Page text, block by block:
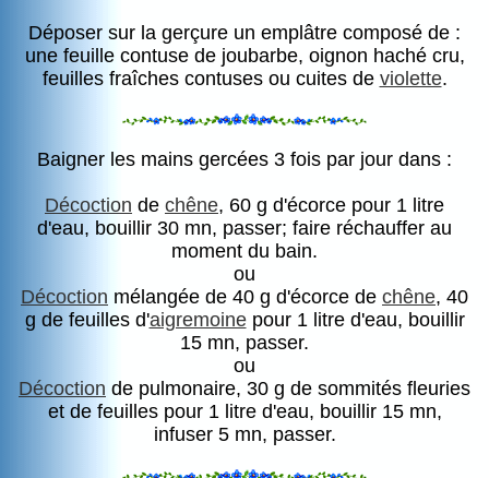
Déposer sur la gerçure un emplâtre composé de :
une feuille contuse de joubarbe, oignon haché cru,
feuilles fraîches contuses ou cuites de violette.
Baigner les mains gercées 3 fois par jour dans :
Décoction de chêne, 60 g d'écorce pour 1 litre
d'eau, bouillir 30 mn, passer; faire réchauffer au
moment du bain.
ou
Décoction mélangée de 40 g d'écorce de chêne, 40
g de feuilles d'aigremoinepour 1 litre d'eau, bouillir
15 mn, passer.
ou
Décoction de pulmonaire, 30 g de sommités fleuries
et de feuilles pour 1 litre d'eau, bouillir 15 mn,
infuser 5 mn, passer.